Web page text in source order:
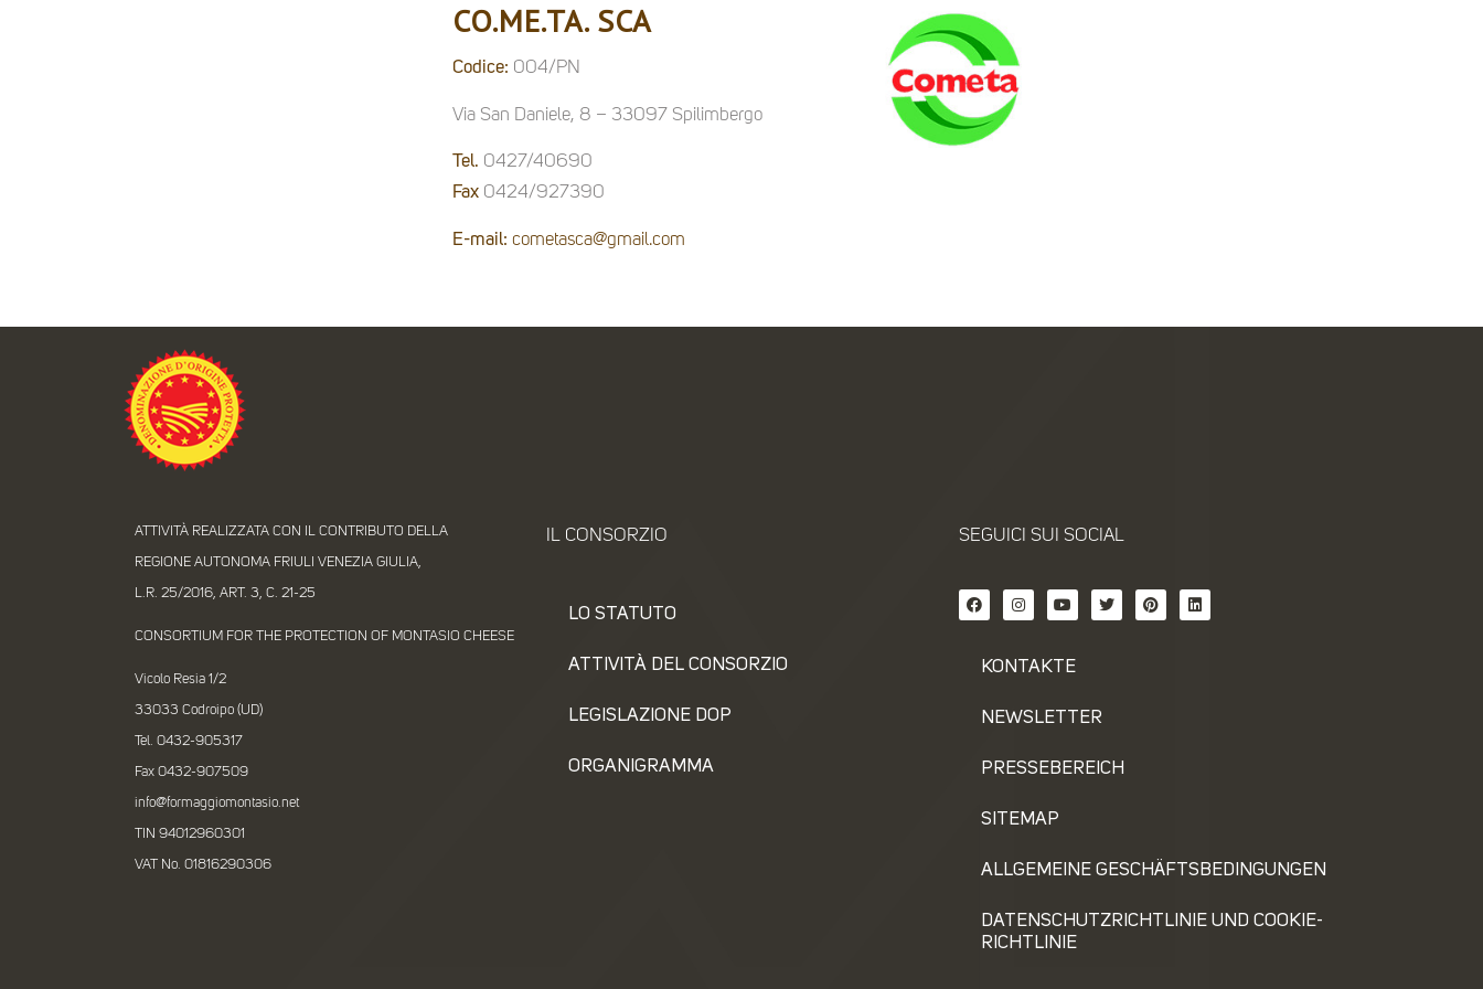
CO.ME.TA. SCA
Codice: 004/PN
Via San Daniele, 8 – 33097 Spilimbergo
Tel. 0427/40690
Fax0424/927390
E-mail: cometasca@gmail.com
ATTIVITÀ REALIZZATA CON IL CONTRIBUTO DELLA
REGIONE AUTONOMA FRIULI VENEZIA GIULIA,
L.R. 25/2016, ART. 3, C. 21-25
CONSORTIUM FOR THE PROTECTION OF MONTASIO CHEESE
Vicolo Resia 1/2
33033 Codroipo (UD)
Tel. 0432-905317
Fax 0432-907509
info@formaggiomontasio.net
TIN 94012960301
VAT No. 01816290306
IL CONSORZIO
LO STATUTO
ATTIVITÀ DEL CONSORZIO
LEGISLAZIONE DOP
ORGANIGRAMMA
SEGUICI SUI SOCIAL
KONTAKTE
NEWSLETTER
PRESSEBEREICH
SITEMAP
ALLGEMEINE GESCHÄFTSBEDINGUNGEN
DATENSCHUTZRICHTLINIE UND COOKIE-
RICHTLINIE